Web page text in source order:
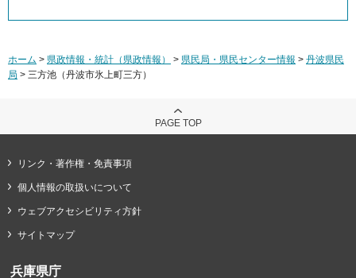
ホーム > 県政情報・統計（県政情報） > 県民局・県民センター情報 > 丹波県民
局 > 三方池（丹波市氷上町三方）
PAGE TOP
リンク・著作権・免責事項
個人情報の取扱いについて
ウェブアクセシビリティ方針
サイトマップ
兵庫県庁